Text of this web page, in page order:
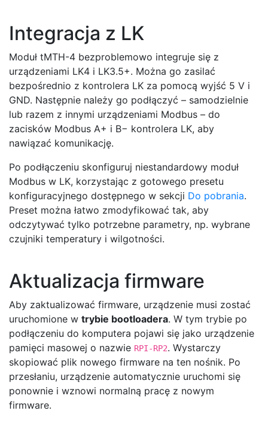
Integracja z LK
Moduł tMTH-4 bezproblemowo integruje się z
urządzeniami LK4 i LK3.5+. Można go zasilać
bezpośrednio z kontrolera LK za pomocą wyjść 5 V i
GND. Następnie należy go podłączyć – samodzielnie
lub razem z innymi urządzeniami Modbus – do
zacisków Modbus A+ i B− kontrolera LK, aby
nawiązać komunikację.
Po podłączeniu skonfiguruj niestandardowy moduł
Modbus w LK, korzystając z gotowego presetu
konfiguracyjnego dostępnego w sekcji Do pobrania.
Preset można łatwo zmodyfikować tak, aby
odczytywać tylko potrzebne parametry, np. wybrane
czujniki temperatury i wilgotności.
Aktualizacja firmware
Aby zaktualizować firmware, urządzenie musi zostać
uruchomione w trybie bootloadera. W tym trybie po
podłączeniu do komputera pojawi się jako urządzenie
pamięci masowej o nazwie RPI-RP2. Wystarczy
skopiować plik nowego firmware na ten nośnik. Po
przesłaniu, urządzenie automatycznie uruchomi się
ponownie i wznowi normalną pracę z nowym
firmware.